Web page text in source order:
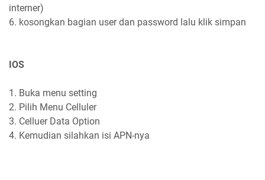
interner)
6. kosongkan bagian user dan password lalu klik simpan
IOS
1. Buka menu setting
2. Pilih Menu Celluler
3. Celluer Data Option
4. Kemudian silahkan isi APN-nya